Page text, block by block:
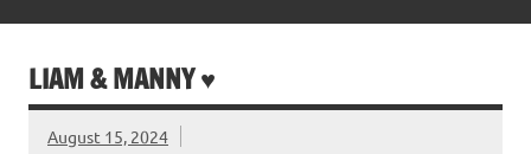
LIAM & MANNY ♥
August 15, 2024